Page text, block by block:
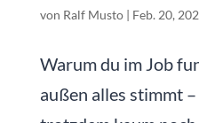
von Ralf Musto| Feb. 20,
Warum du im Job
außen alles stimmt